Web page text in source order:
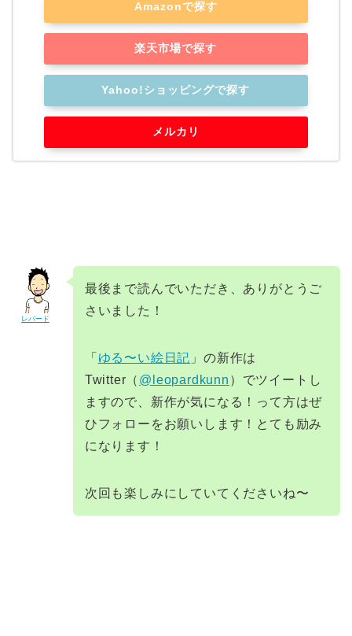
Amazonで探す
楽天市場で探す
Yahoo!ショッピングで探す
メルカリ
レパード
最後まで読んでいただき、ありがとうご
さいました！
「 ゆる〜い絵日記 」の新作は
Twitter（ @leopardkunn ）でツイートし
ますので、新作が気になる！って方はぜ
ひフォローをお願いします！とても励み
になります！
次回も楽しみにしていてくださいね〜